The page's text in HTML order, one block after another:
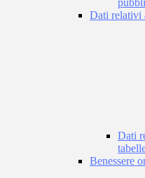
Dati relativi
Dati
Benessere